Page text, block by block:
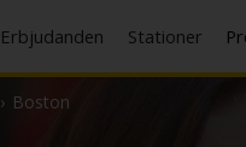
Erbjudanden Stationer
› Boston